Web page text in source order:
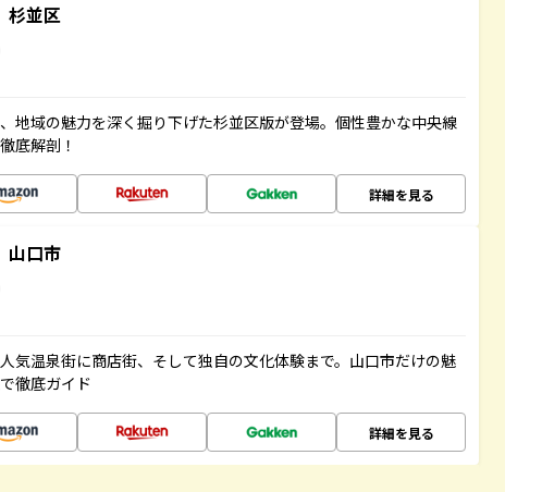
並区
地域の魅力を深く掘り下げた杉並区版が登場。個性豊かな中央線
底解剖！
詳細を見る
口市
気温泉街に商店街、そして独自の文化体験まで。山口市だけの魅
徹底ガイド
詳細を見る